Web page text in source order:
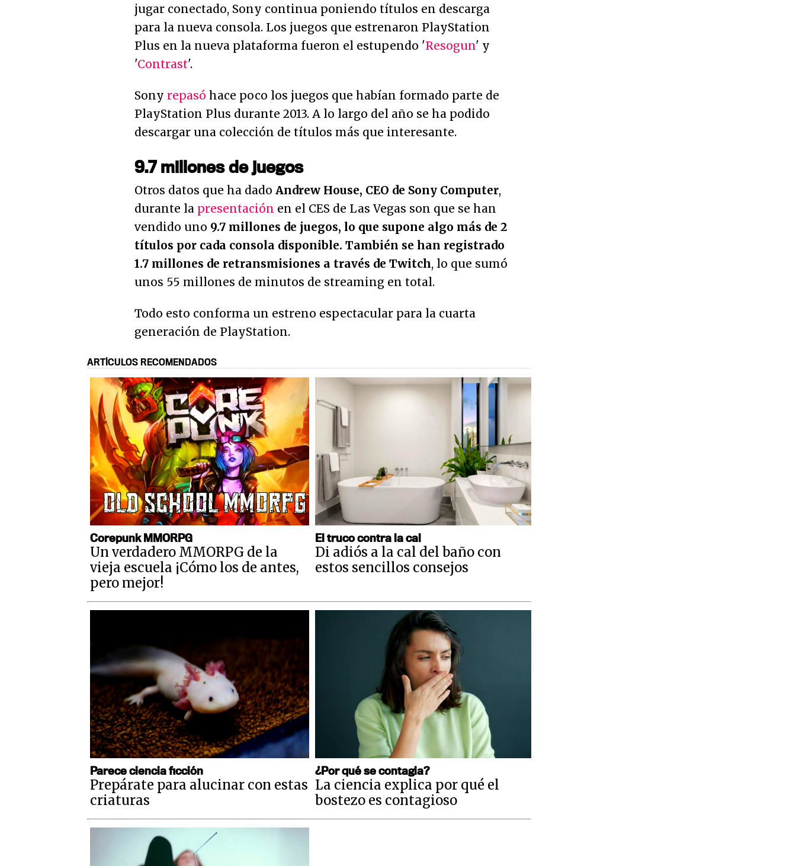
jugar conectado, Sony continua poniendo títulos en descarga
para la nueva consola. Los juegos que estrenaron PlayStation
Plus en la nueva plataforma fueron el estupendo 'Resogun' y
'Contrast'.
Sony repasó hace poco los juegos que habían formado parte de
PlayStation Plus durante 2013. A lo largo del año se ha podido
descargar una colección de títulos más que interesante.
9.7 millones de juegos
Otros datos que ha dado Andrew House, CEO de Sony Computer,
durante la presentación en el CES de Las Vegas son que se han
vendido uno 9.7 millones de juegos, lo que supone algo más de 2
títulos por cada consola disponible. También se han registrado
1.7 millones de retransmisiones a través de Twitch, lo que sumó
unos 55 millones de minutos de streaming en total.
Todo esto conforma un estreno espectacular para la cuarta
generación de PlayStation.
ARTÍCULOS RECOMENDADOS
Corepunk MMORPG
Un verdadero MMORPG de la
vieja escuela ¡Cómo los de antes,
pero mejor!
El truco contra la cal
Di adiós a la cal del baño con
estos sencillos consejos
Parece ciencia ficción
Prepárate para alucinar con estas
criaturas
¿Por qué se contagia?
La ciencia explica por qué el
bostezo es contagioso